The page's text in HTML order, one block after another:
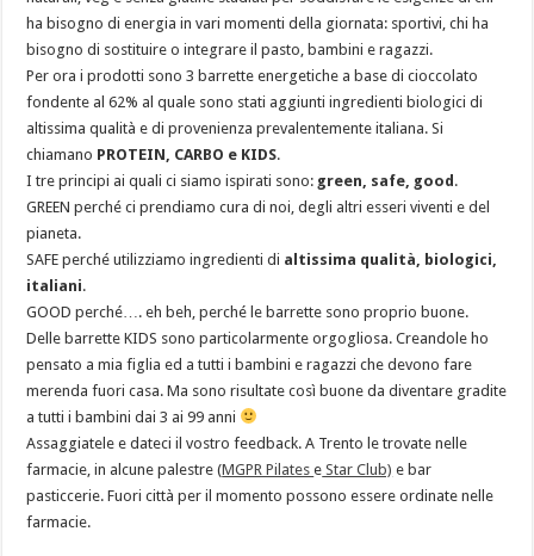
ha bisogno di energia in vari momenti della giornata: sportivi, chi ha
bisogno di sostituire o integrare il pasto, bambini e ragazzi.
Per ora i prodotti sono 3 barrette energetiche a base di cioccolato
fondente al 62% al quale sono stati aggiunti ingredienti biologici di
altissima qualità e di provenienza prevalentemente italiana. Si
chiamano PROTEIN, CARBO e KIDS.
I tre principi ai quali ci siamo ispirati sono: green, safe, good.
GREEN perché ci prendiamo cura di noi, degli altri esseri viventi e del
pianeta.
SAFE perché utilizziamo ingredienti di altissima qualità, biologici,
italiani.
GOOD perché…. eh beh, perché le barrette sono proprio buone.
Delle barrette KIDS sono particolarmente orgogliosa. Creandole ho
pensato a mia figlia ed a tutti i bambini e ragazzi che devono fare
merenda fuori casa. Ma sono risultate così buone da diventare gradite
a tutti i bambini dai 3 ai 99 anni
Assaggiatele e dateci il vostro feedback. A Trento le trovate nelle
farmacie, in alcune palestre (MGPR Pilatese Star Club) e bar
pasticcerie. Fuori città per il momento possono essere ordinate nelle
farmacie.